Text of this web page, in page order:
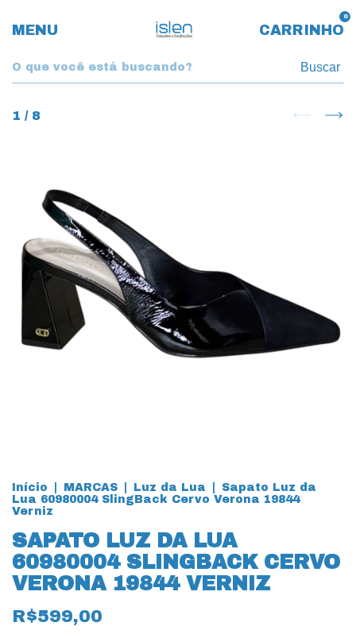
MENU CARRINHO
0
Buscar
1 / 8
Início MARCAS Luz da Lua
Sapato Luz da
Lua 60980004 SlingBack Cervo Verona 19844
Verniz
SAPATO LUZ DA LUA
60980004 SLINGBACK CERVO
VERONA 19844 VERNIZ
R$599,00